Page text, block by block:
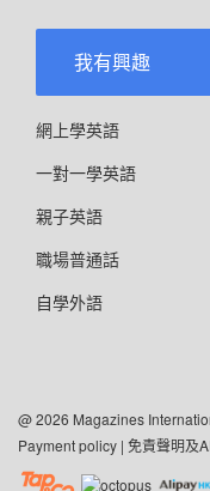
我有興趣
網上學英語
一對一學英語
親子英語
職場普通話
自學外語
@ 2026 Magazines
Payment policy | 免責聲明及